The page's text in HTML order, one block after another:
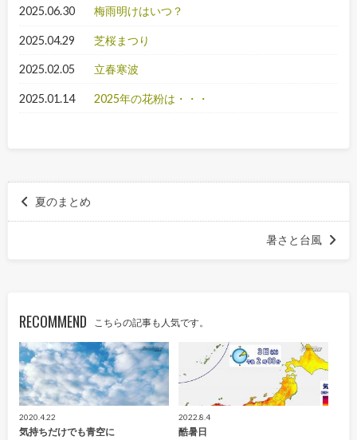
2025.06.30 梅雨明けはいつ？
2025.04.29 芝桜まつり
2025.02.05 立春寒波
2025.01.14 2025年の花粉は・・・
夏のまとめ
暑さと台風
RECOMMEND こちらの記事も人気です。
2020.4.22
気持ちだけでも青空に
2022.8.4
酷暑日